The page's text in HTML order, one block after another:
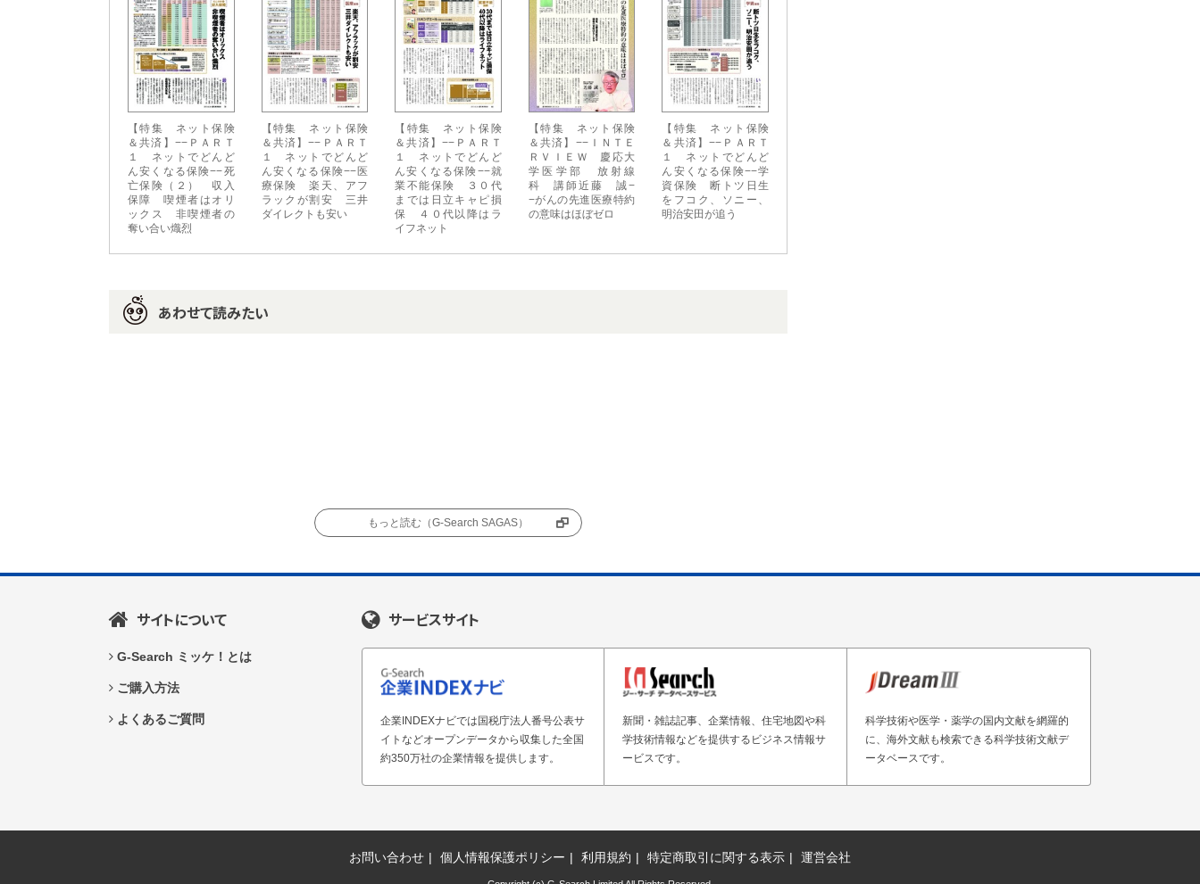
【特集 ネット保険
＆共済】−−ＰＡＲＴ
１ ネットでどんど
ん安くなる保険−−死
亡保険（２） 収入
保障 喫煙者はオリ
ックス 非喫煙者の
奪い合い熾烈
【特集 ネット保険
＆共済】−−ＰＡＲＴ
１ ネットでどんど
ん安くなる保険−−医
療保険 楽天、アフ
ラックが割安 三井
ダイレクトも安い
【特集 ネット保険
＆共済】−−ＰＡＲＴ
１ ネットでどんど
ん安くなる保険−−就
業不能保険 ３０代
までは日立キャピ損
保 ４０代以降はラ
イフネット
【特集 ネット保険
＆共済】−−ＩＮＴＥ
ＲＶＩＥＷ 慶応大
学医学部 放射線
科 講師近藤 誠−
−がんの先進医療特約
の意味はほぼゼロ
【特集 ネット保険
＆共済】−−ＰＡＲＴ
１ ネットでどんど
ん安くなる保険−−学
資保険 断トツ日生
をフコク、ソニー、
明治安田が追う
あわせて読みたい
もっと読む（G-Search SAGAS）
サイトについて
G-Search ミッケ！とは
ご購入方法
よくあるご質問
サービスサイト
企業INDEXナビでは国税庁法人番号公表サ
イトなどオープンデータから収集した全国
約350万社の企業情報を提供します。
新聞・雑誌記事、企業情報、住宅地図や科
学技術情報などを提供するビジネス情報サ
ービスです。
科学技術や医学・薬学の国内文献を網羅的
に、海外文献も検索できる科学技術文献デ
ータベースです。
お問い合わせ 個人情報保護ポリシー 利用規約 特定商取引に関する表示 運営会社